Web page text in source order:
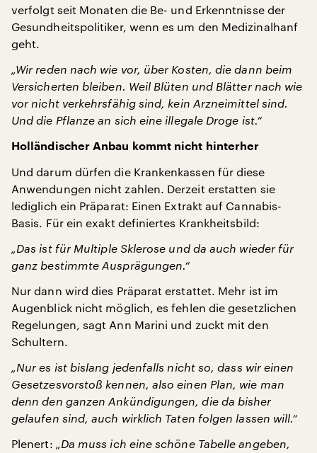
verfolgt seit Monaten die Be- und Erkenntnisse der
Gesundheitspolitiker, wenn es um den Medizinalhanf
geht.
„Wir reden nach wie vor, über Kosten, die dann beim
Versicherten bleiben. Weil Blüten und Blätter nach wie
vor nicht verkehrsfähig sind, kein Arzneimittel sind.
Und die Pflanze an sich eine illegale Droge ist.“
Holländischer Anbau kommt nicht hinterher
Und darum dürfen die Krankenkassen für diese
Anwendungen nicht zahlen. Derzeit erstatten sie
lediglich ein Präparat: Einen Extrakt auf Cannabis-
Basis. Für ein exakt definiertes Krankheitsbild:
„Das ist für Multiple Sklerose und da auch wieder für
ganz bestimmte Ausprägungen.“
Nur dann wird dies Präparat erstattet. Mehr ist im
Augenblick nicht möglich, es fehlen die gesetzlichen
Regelungen, sagt Ann Marini und zuckt mit den
Schultern.
„Nur es ist bislang jedenfalls nicht so, dass wir einen
Gesetzesvorstoß kennen, also einen Plan, wie man
denn den ganzen Ankündigungen, die da bisher
gelaufen sind, auch wirklich Taten folgen lassen will.“
Plenert: „Da muss ich eine schöne Tabelle angeben,